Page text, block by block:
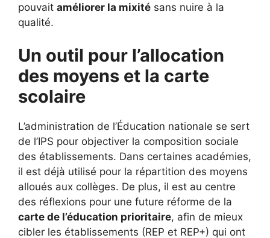
pouvait améliorer la mixité sans nuire à la
qualité.
Un outil pour l’allocation
des moyens et la carte
scolaire
L’administration de l’Éducation nationale se sert
de l’IPS pour objectiver la composition sociale
des établissements. Dans certaines académies,
il est déjà utilisé pour la répartition des moyens
alloués aux collèges. De plus, il est au centre
des réflexions pour une future réforme de la
carte de l’éducation prioritaire, afin de mieux
cibler les établissements (REP et REP+) qui ont